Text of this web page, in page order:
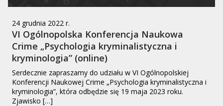
24 grudnia 2022 r.
VI Ogólnopolska Konferencja Naukowa
Crime „Psychologia kryminalistyczna i
kryminologia” (online)
Serdecznie zapraszamy do udziału w VI Ogólnopolskiej
Konferencji Naukowej Crime „Psychologia kryminalistyczna i
kryminologia”, która odbędzie się 19 maja 2023 roku.
Zjawisko […]